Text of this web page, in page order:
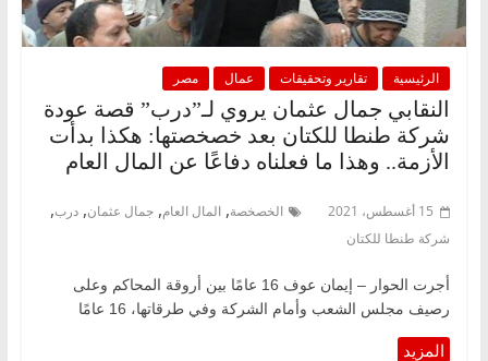
الرئيسية تقارير وتحقيقات عمال مصر
النقابي جمال عثمان يروي لـ”درب” قصة عودة
شركة طنطا للكتان بعد خصخصتها: هكذا بدأت
الأزمة.. وهذا ما فعلناه دفاعًا عن المال العام
15 أغسطس، 2021 الخصخصة, المال العام, جمال عثمان, درب,
شركة طنطا للكتان
أجرت الحوار – إيمان عوف 16 عامًا بين أروقة المحاكم وعلى
رصيف مجلس الشعب وأمام الشركة وفي طرقاتها، 16 عامًا